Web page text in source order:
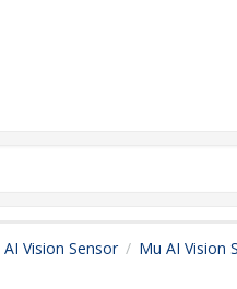
AI Vision Sensor Mu AI Vision